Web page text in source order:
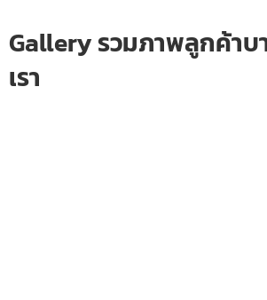
Gallery รวมภาพลูกค้า
เรา